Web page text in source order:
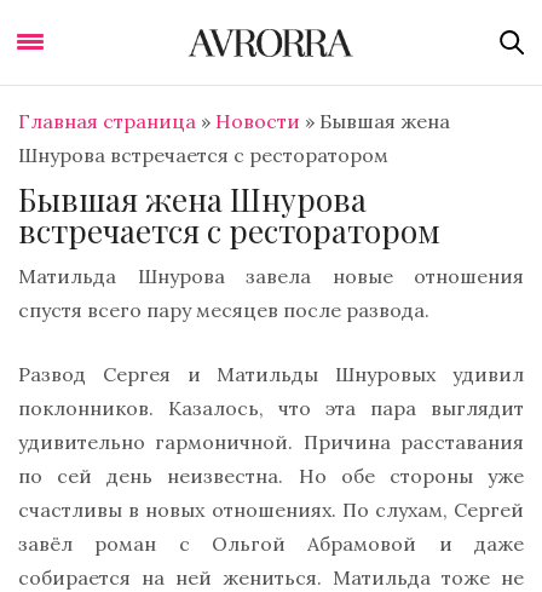
Главная страница » Новости » Бывшая жена
Шнурова встречается с ресторатором
Бывшая жена Шнурова
встречается с ресторатором
Матильда Шнурова завела новые отношения
спустя всего пару месяцев после развода.
Развод Сергея и Матильды Шнуровых удивил
поклонников. Казалось, что эта пара выглядит
удивительно гармоничной. Причина расставания
по сей день неизвестна. Но обе стороны уже
счастливы в новых отношениях. По слухам, Сергей
завёл роман с Ольгой Абрамовой и даже
собирается на ней жениться. Матильда тоже не